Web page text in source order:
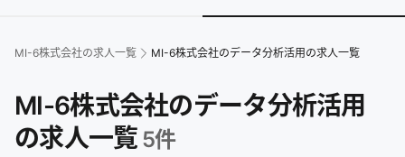
MI-6株式会社の求人一覧 MI-6株式会社のデータ分析活用の求人一覧
MI-6株式会社のデータ分析活用
の求人一覧 5件